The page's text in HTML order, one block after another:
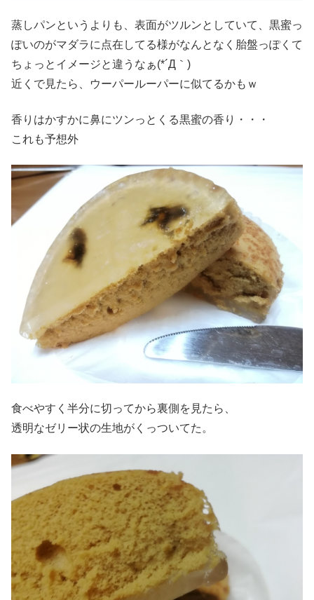
蒸しパンというよりも、表面がツルンとしていて、黒蜜っ
ぽいのがマダラに点在してる様がなんとなく胎盤っぽくて
ちょっとイメージと違うなぁ(*´Д｀)
近くで見たら、ウーパールーパーに似てるかもｗ
香りはかすかに鼻にツンっとくる黒蜜の香り・・・
これも予想外
食べやすく半分に切ってから裏側を見たら、
透明なゼリー状の生地がくっついてた。